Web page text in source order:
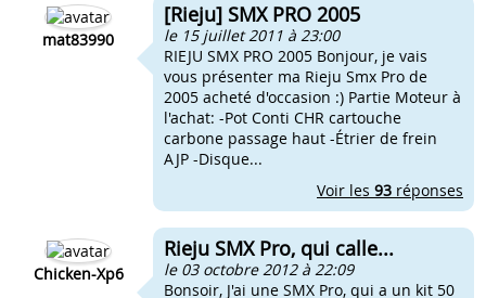
mat83990
[Rieju] SMX PRO 2005
le 15 juillet 2011 à 23:00
RIEJU SMX PRO 2005 Bonjour, je vais
vous présenter ma Rieju Smx Pro de
2005 acheté d'occasion :) Partie Moteur à
l'achat: -Pot Conti CHR cartouche
carbone passage haut -Étrier de frein
AJP -Disque...
Voir les 93 réponses
Chicken-Xp6
Rieju SMX Pro, qui calle...
le 03 octobre 2012 à 22:09
Bonsoir, J'ai une SMX Pro, qui a un kit 50